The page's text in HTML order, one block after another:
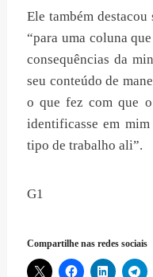
Ele também destacou
“para uma coluna
consequências da
seu conteúdo de
o que fez com que
identificasse em
tipo de trabalho ali”.
G1
Compartilhe nas redes sociais